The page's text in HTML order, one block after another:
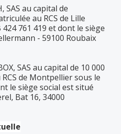
SAS au capital de
au RCS de Lille
761 419 et dont le siège
- 59100 Roubaix
SAS au capital de 10 000
de Montpellier sous le
le siège social est situé
Bat 16, 34000